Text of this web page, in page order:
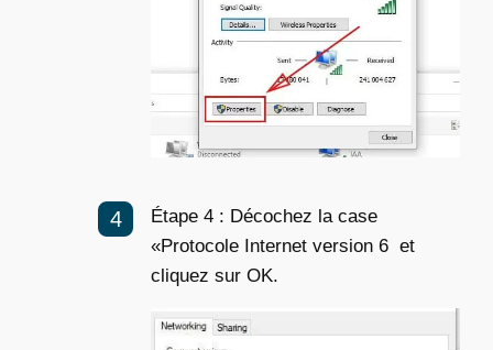
Étape 4 : Décochez la case
«Protocole Internet version 6 et
cliquez sur OK.